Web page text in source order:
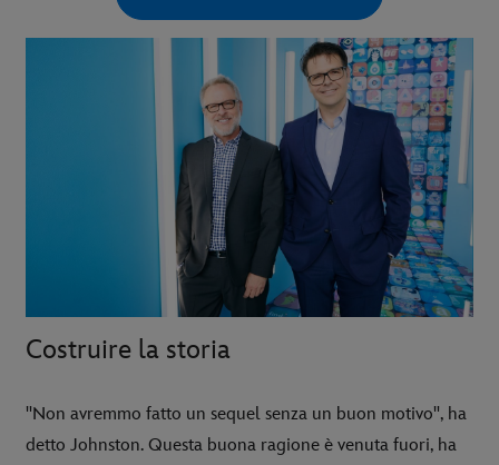
Costruire la storia
"Non avremmo fatto un sequel senza un buon motivo", ha
detto Johnston. Questa buona ragione è venuta fuori, ha